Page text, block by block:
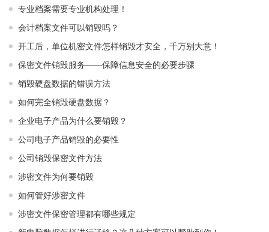
专业档案需要专业机构处理！
会计档案文件可以销毁吗？
开工后，单位机密文件怎样销毁才安全，千万别大意！
保密文件销毁服务——保障信息安全的必要步骤
销毁硬盘数据的错误方法
如何完全销毁硬盘数据？
企业电子产品为什么要销毁？
公司电子产品销毁的必要性
公司销毁保密文件方法
涉密文件为何要销毁
如何管好涉密文件
涉密文件保密管理都有哪些规定